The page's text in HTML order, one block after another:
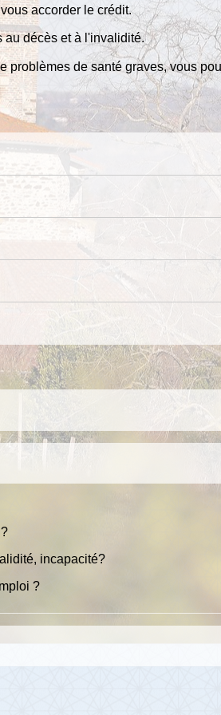
accorder le crédit.
au décès et à l'invalidité.
problèmes de santé graves, vous
incapacité?
?